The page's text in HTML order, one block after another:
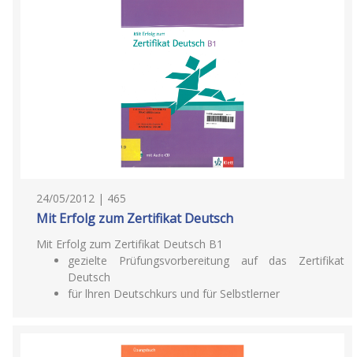
24/05/2012 | 465
Mit Erfolg zum Zertifikat Deutsch
Mit Erfolg zum Zertifikat Deutsch B1
gezielte Prüfungsvorbereitung auf das Zertifikat
Deutsch
für lhren Deutschkurs und für Selbstlerner